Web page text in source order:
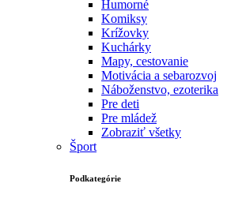
Humorné
Komiksy
Krížovky
Kuchárky
Mapy, cestovanie
Motivácia a sebarozvoj
Náboženstvo, ezoterika
Pre deti
Pre mládež
Zobraziť všetky
Šport
Podkategórie